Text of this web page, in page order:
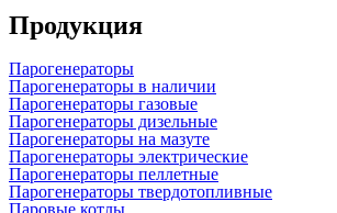
Продукция
Парогенераторы
Парогенераторы в наличии
Парогенераторы газовые
Парогенераторы дизельные
Парогенераторы на мазуте
Парогенераторы электрические
Парогенераторы пеллетные
Парогенераторы твердотопливные
Паровые котлы